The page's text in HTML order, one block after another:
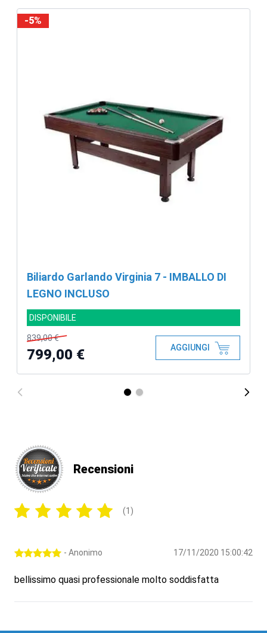
Biliardo Garlando Virginia 7 - IMBALLO DI
LEGNO INCLUSO
DISPONIBILE
-5%
839,00 €
799,00 € AGGIUNGI
Recensioni
(1)
- Anonimo 17/11/2020 15:00:42
bellissimo quasi professionale molto soddisfatta